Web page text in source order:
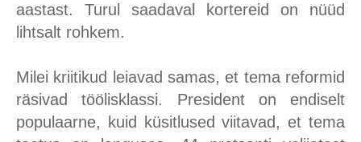
aastast. Turul saadaval kortereid on nüüd
lihtsalt rohkem.
Milei kriitikud leiavad samas, et tema reformid
räsivad töölisklassi. President on endiselt
populaarne, kuid küsitlused viitavad, et tema